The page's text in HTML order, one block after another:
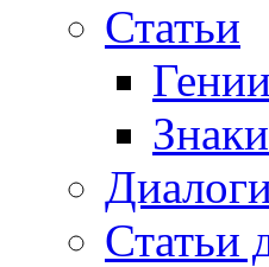
Статьи
Статьи